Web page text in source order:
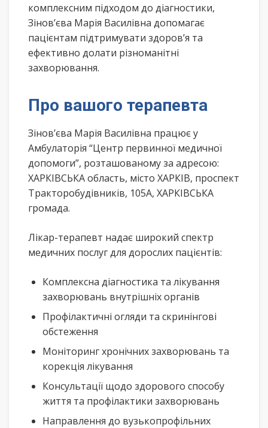
комплексним підходом до діагностики,
Зінов’єва Марія Василівна допомагає
пацієнтам підтримувати здоров’я та
ефективно долати різноманітні
захворювання.
Про вашого терапевта
Зінов’єва Марія Василівна працює у
Амбулаторія “Центр первинної медичної
допомоги”, розташованому за адресою:
ХАРКІВСЬКА область, місто ХАРКІВ, проспект
Тракторобудівників, 105А, ХАРКІВСЬКА
громада.
Лікар-терапевт надає широкий спектр
медичних послуг для дорослих пацієнтів:
Комплексна діагностика та лікування
захворювань внутрішніх органів
Профілактичні огляди та скринінгові
обстеження
Моніторинг хронічних захворювань та
корекція лікування
Консультації щодо здорового способу
життя та профілактики захворювань
Направлення до вузькопрофільних